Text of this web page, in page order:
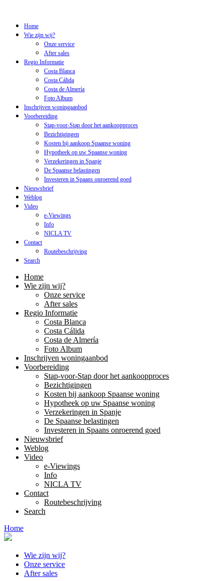
Home
Wie zijn wij?
Onze service
After sales
Regio Informatie
Costa Blanca
Costa Cálida
Costa de Almería
Foto Album
Inschrijven woningaanbod
Voorbereiding
Stap-voor-Stap door het aankoopproces
Bezichtigingen
Kosten bij aankoop Spaanse woning
Hypotheek op uw Spaanse woning
Verzekeringen in Spanje
De Spaanse belastingen
Investeren in Spaans onroerend goed
Nieuwsbrief
Weblog
Video
e-Viewings
Info
NICLA TV
Contact
Routebeschrijving
Search
Home
Wie zijn wij?
Onze service
After sales
Regio Informatie
Costa Blanca
Costa Cálida
Costa de Almería
Foto Album
Inschrijven woningaanbod
Voorbereiding
Stap-voor-Stap door het aankoopproces
Bezichtigingen
Kosten bij aankoop Spaanse woning
Hypotheek op uw Spaanse woning
Verzekeringen in Spanje
De Spaanse belastingen
Investeren in Spaans onroerend goed
Nieuwsbrief
Weblog
Video
e-Viewings
Info
NICLA TV
Contact
Routebeschrijving
Search
Home
Wie zijn wij?
Onze service
After sales